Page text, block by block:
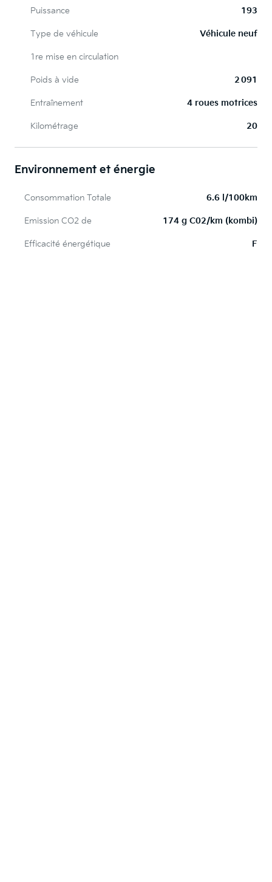
Puissance 193
Type de véhicule Véhicule neuf
1re mise en circulation
Poids à vide 2 091
Entraînement 4 roues motrices
Kilométrage 20
Environnement et énergie
Consommation Totale 6.6 l/100km
Emission CO2 de 174 g C02/km (kombi)
Efficacité énergétique F